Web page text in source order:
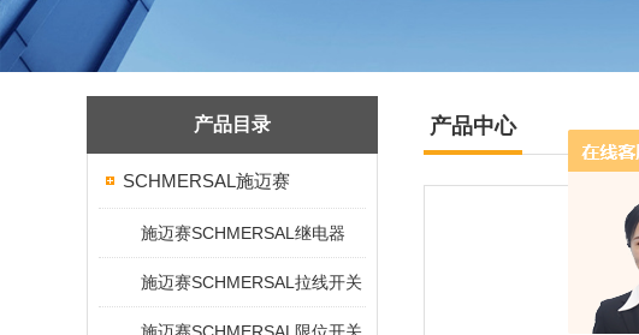
产品目录
SCHMERSAL施迈赛
施迈赛SCHMERSAL继电器
施迈赛SCHMERSAL拉线开关
产品中心